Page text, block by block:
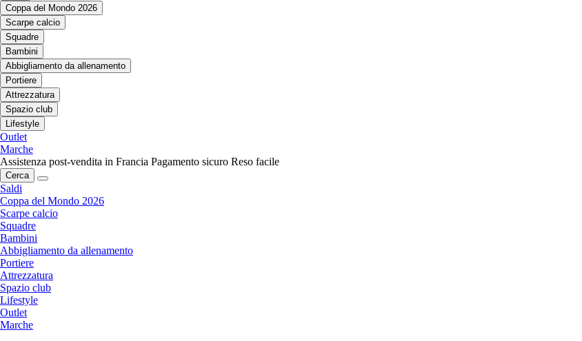
Coppa del Mondo 2026
Scarpe calcio
Squadre
Bambini
Abbigliamento da allenamento
Portiere
Attrezzatura
Spazio club
Lifestyle
Outlet
Marche
Assistenza post-vendita in Francia Pagamento sicuro Reso facile
Cerca
Saldi
Coppa del Mondo 2026
Scarpe calcio
Squadre
Bambini
Abbigliamento da allenamento
Portiere
Attrezzatura
Spazio club
Lifestyle
Outlet
Marche